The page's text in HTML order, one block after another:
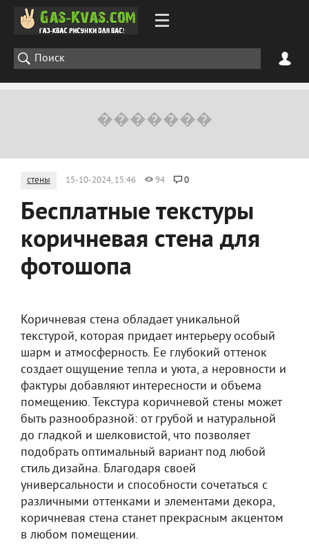
стены 15-10-2024, 15:46 94 0
Бесплатные текстуры
коричневая стена для
фотошопа
Коричневая стена обладает уникальной
текстурой, которая придает интерьеру особый
шарм и атмосферность. Ее глубокий оттенок
создает ощущение тепла и уюта, а неровности и
фактуры добавляют интересности и объема
помещению. Текстура коричневой стены может
быть разнообразной: от грубой и натуральной
до гладкой и шелковистой, что позволяет
подобрать оптимальный вариант под любой
стиль дизайна. Благодаря своей
универсальности и способности сочетаться с
различными оттенками и элементами декора,
коричневая стена станет прекрасным акцентом
в любом помещении.